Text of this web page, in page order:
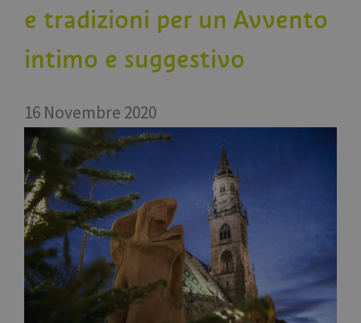
e tradizioni per un Avvento
intimo e suggestivo
16 Novembre 2020